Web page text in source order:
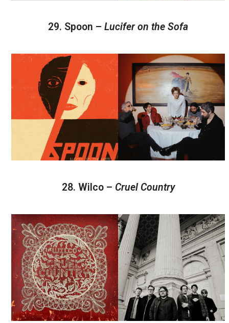
29. Spoon –Lucifer on the Sofa
28. Wilco – Cruel Country